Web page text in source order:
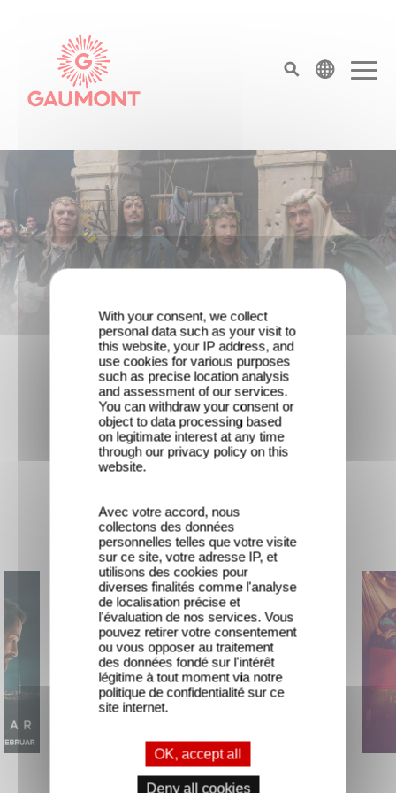
top menu
Homepage
Game Master : Éric Judor’s new
comedy
New releases
The Hunt Mexico 86
With your consent, we collect
personal data such as your visit to
this website, your IP address, and
use cookies for various purposes
such as precise location analysis
and assessment of our services.
You can withdraw your consent or
object to data processing based
on legitimate interest at any time
through our privacy policy on this
website.
Avec votre accord, nous
collectons des données
personnelles telles que votre visite
sur ce site, votre adresse IP, et
utilisons des cookies pour
diverses finalités comme l'analyse
de localisation précise et
l'évaluation de nos services. Vous
pouvez retirer votre consentement
ou vous opposer au traitement
des données fondé sur l'intérêt
légitime à tout moment via notre
politique de confidentialité sur ce
site internet.
OK, accept all
Deny all cookies